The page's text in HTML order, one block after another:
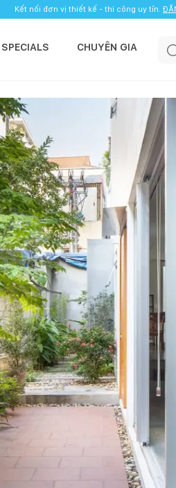
Kết nối đơn vị thiết kế - thi công uy tín.
CHUYÊN GIA